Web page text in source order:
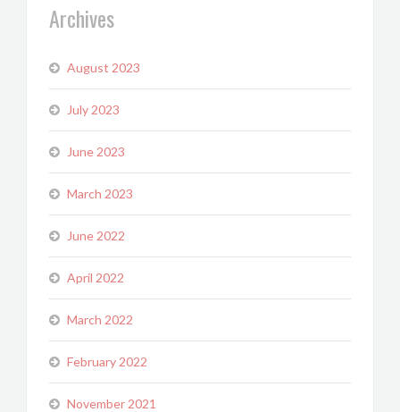
Archives
August 2023
July 2023
June 2023
March 2023
June 2022
April 2022
March 2022
February 2022
November 2021